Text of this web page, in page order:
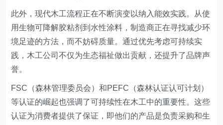
此外，现代木工流程正在不断演变以纳入能效实践。从使
用生物可降解胶粘剂到水性涂料，制造商正在寻找减少环
境足迹的方法，而不妨碍质量。通过优先考虑可持续实
践，木工公司不仅为生态福祉做出贡献，还提升了品牌声
誉。
FSC（森林管理委员会）和PEFC（森林认证认可计划）
等认证的崛起也强调了可持续性在木工中的重要性。这些
认证为消费者提供了保证，即他们的产品是负责采购和生